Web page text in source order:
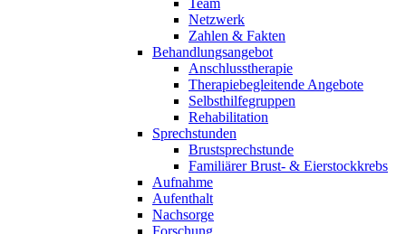
Team
Netzwerk
Zahlen & Fakten
Behandlungsangebot
Anschlusstherapie
Therapiebegleitende Angebote
Selbsthilfegruppen
Rehabilitation
Sprechstunden
Brustsprechstunde
Familiärer Brust- & Eierstockkrebs
Aufnahme
Aufenthalt
Nachsorge
Forschung